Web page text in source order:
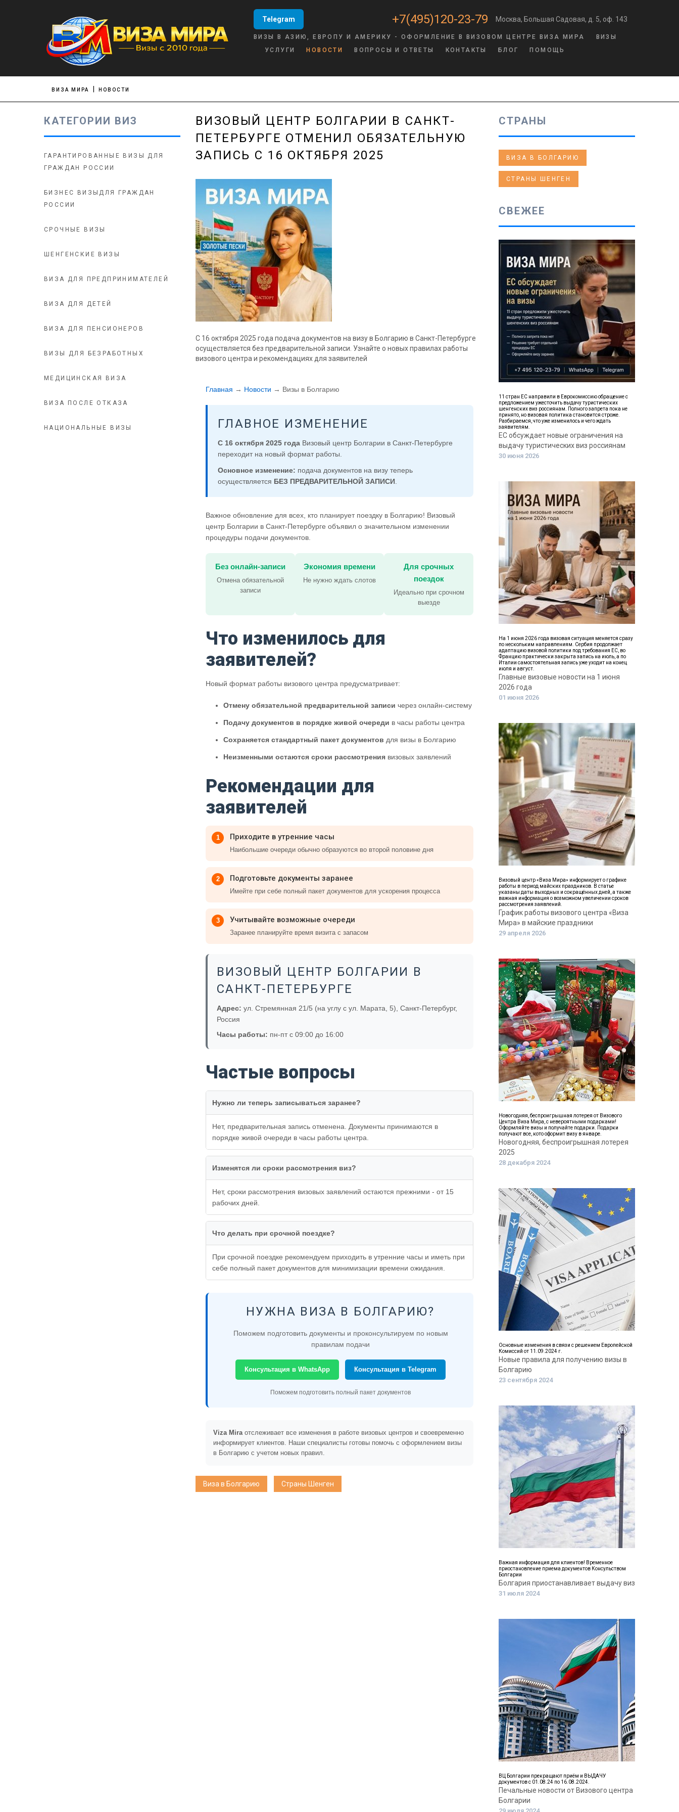
Москва, Большая Садовая, д. 5, оф. 143
+7(495)120-23-79
Telegram
ВИЗЫ В АЗИЮ, ЕВРОПУ И АМЕРИКУ - ОФОРМЛЕНИЕ В ВИЗОВОМ ЦЕНТРЕ ВИЗА МИРА
ВИЗЫ
УСЛУГИ
НОВОСТИ ВОПРОСЫ И ОТВЕТЫ КОНТАКТЫ БЛОГ ПОМОЩЬ
ВИЗА МИРА НОВОСТИ
ВИЗОВЫЙ ЦЕНТР БОЛГАРИИ В САНКТ-
ПЕТЕРБУРГЕ ОТМЕНИЛ ОБЯЗАТЕЛЬНУЮ
ЗАПИСЬ С 16 ОКТЯБРЯ 2025
С 16 октября 2025 года подача документов на визу в Болгарию в Санкт-Петербурге
осуществляется без предварительной записи. Узнайте о новых правилах работы
визового центра и рекомендациях для заявителей
Главная → Новости → Визы в Болгарию
ГЛАВНОЕ ИЗМЕНЕНИЕ
С 16 октября 2025 года Визовый центр Болгарии в Санкт-Петербурге
переходит на новый формат работы.
Основное изменение: подача документов на визу теперь
осуществляется БЕЗ ПРЕДВАРИТЕЛЬНОЙ ЗАПИСИ
Важное обновление для всех, кто планирует поездку в Болгарию! Визовый
центр Болгарии в Санкт-Петербурге объявил о значительном изменении
процедуры подачи документов.
Без онлайн-записи
Отмена обязательной
записи
Экономия времени
Не нужно ждать слотов
Для срочных
поездок
Идеально при срочном
выезде
Что изменилось для
заявителей?
Новый формат работы визового центра предусматривает:
Отмену обязательной предварительной записи через онлайн-систему
Подачу документов в порядке живой очереди в часы работы центра
Сохраняется стандартный пакет документов для визы в Болгарию
Неизменными остаются сроки рассмотрения визовых заявлений
Рекомендации для
заявителей
1 Приходите в утренние часы
Наибольшие очереди обычно образуются во второй половине дня
2 Подготовьте документы заранее
Имейте при себе полный пакет документов для ускорения процесса
3 Учитывайте возможные очереди
Заранее планируйте время визита с запасом
ВИЗОВЫЙ ЦЕНТР БОЛГАРИИ В
САНКТ-ПЕТЕРБУРГЕ
Адрес: ул. Стремянная 21/5 (на углу с ул. Марата, 5), Санкт-Петербург,
Россия
Часы работы: пн-пт с 09:00 до 16:00
Частые вопросы
Нужно ли теперь записываться заранее?
Нет, предварительная запись отменена. Документы принимаются в
порядке живой очереди в часы работы центра.
Изменятся ли сроки рассмотрения виз?
Нет, сроки рассмотрения визовых заявлений остаются прежними - от 15
рабочих дней.
Что делать при срочной поездке?
При срочной поездке рекомендуем приходить в утренние часы и иметь при
себе полный пакет документов для минимизации времени ожидания.
НУЖНА ВИЗА В БОЛГАРИЮ?
Поможем подготовить документы и проконсультируем по новым
правилам подачи
Консультация в WhatsApp Консультация в Telegram
Поможем подготовить полный пакет документов
Viza Miraотслеживает все изменения в работе визовых центров и своевременно
информирует клиентов. Наши специалисты готовы помочь с оформлением визы
в Болгарию с учетом новых правил.
Виза в Болгарию Страны Шенген
КАТЕГОРИИ ВИЗ
ГАРАНТИРОВАННЫЕ ВИЗЫ ДЛЯ
ГРАЖДАН РОССИИ
БИЗНЕС ВИЗЫДЛЯ ГРАЖДАН
РОССИИ
СРОЧНЫЕ ВИЗЫ
ШЕНГЕНСКИЕ ВИЗЫ
ВИЗА ДЛЯ ПРЕДПРИНИМАТЕЛЕЙ
ВИЗА ДЛЯ ДЕТЕЙ
ВИЗА ДЛЯ ПЕНСИОНЕРОВ
ВИЗЫ ДЛЯ БЕЗРАБОТНЫХ
МЕДИЦИНСКАЯ ВИЗА
ВИЗА ПОСЛЕ ОТКАЗА
НАЦИОНАЛЬНЫЕ ВИЗЫ
СТРАНЫ
ВИЗА В БОЛГАРИЮ
СТРАНЫ ШЕНГЕН
СВЕЖЕЕ
11 стран ЕС направили в Еврокомиссию обращение с
предложением ужесточить выдачу туристических
шенгенских виз россиянам. Полного запрета пока не
принято, но визовая политика становится строже.
Разбираемся, что уже изменилось и чего ждать
заявителям.
ЕС обсуждает новые ограничения на
выдачу туристических виз россиянам
30 июня 2026
На 1 июня 2026 года визовая ситуация меняется сразу
по нескольким направлениям. Сербия продолжает
адаптацию визовой политики под требования ЕС, во
Францию практически закрыта запись на июль, а по
Италии самостоятельная запись уже уходит на конец
июля и август.
Главные визовые новости на 1 июня
2026 года
01 июня 2026
Визовый центр «Виза Мира» информирует о графике
работы в период майских праздников. В статье
указаны даты выходных и сокращённых дней, а также
важная информация о возможном увеличении сроков
рассмотрения заявлений.
График работы визового центра «Виза
Мира» в майские праздники
29 апреля 2026
Новогодняя, беспроигрышная лотерея от Визового
Центра Виза Мира, с невероятными подарками!
Оформляйте визы и получайте подарки. Подарки
получают все, кото оформит визу в январе.
Новогодняя, беспроигрышная лотерея
2025
28 декабря 2024
Основные изменения в связи с решением Европейской
Комиссий от 11.09.2024 г.
Новые правила для получению визы в
Болгарию
23 сентября 2024
Важная информация для клиентов! Временное
приостановление приема документов Консульством
Болгарии
Болгария приостанавливает выдачу виз
31 июля 2024
ВЦ Болгарии прекращают приём и ВЫДАЧУ
документов с 01.08.24 по 16.08.2024.
Печальные новости от Визового центра
Болгарии